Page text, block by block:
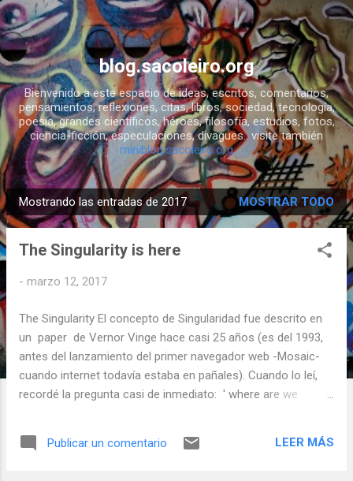
Ir al contenido principal
blog.sacoleiro.org
Bienvenido a este espacio de ideas, escritos, comentarios,
pensamientos, reflexiones, citas, libros, sociedad, tecnología,
poesía, grandes científicos, héroes, filosofía, estudios, fotos,
ciencia-ficción, especulaciones, divagues.. visite también
miniblog.sacoleiro.org
E
n
Mostrando las entradas de 2017 MOSTRAR TODO
The Singularity is here
- marzo 12, 2017
The Singularity El concepto de Singularidad fue descrito en
un paper de Vernor Vinge hace casi 25 años (es del 1993,
antes del lanzamiento del primer navegador web -Mosaic-
cuando internet todavía estaba en pañales). Cuando lo leí,
recordé la pregunta casi de inmediato: ' where are we
technological means to create superhuman intelligence.
Publicar un comentario LEER MÁS